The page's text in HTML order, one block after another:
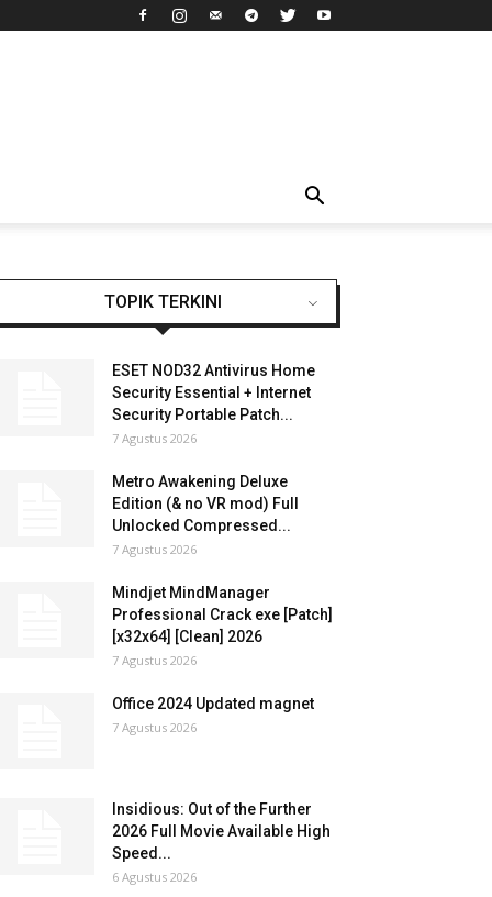
TOPIK TERKINI
ESET NOD32 Antivirus Home
Security Essential + Internet
Security Portable Patch...
7 Agustus 2026
Metro Awakening Deluxe
Edition (& no VR mod) Full
Unlocked Compressed...
7 Agustus 2026
Mindjet MindManager
Professional Crack exe [Patch]
[x32x64] [Clean] 2026
7 Agustus 2026
Office 2024 Updated magnet
7 Agustus 2026
Insidious: Out of the Further
2026 Full Movie Available High
Speed...
6 Agustus 2026